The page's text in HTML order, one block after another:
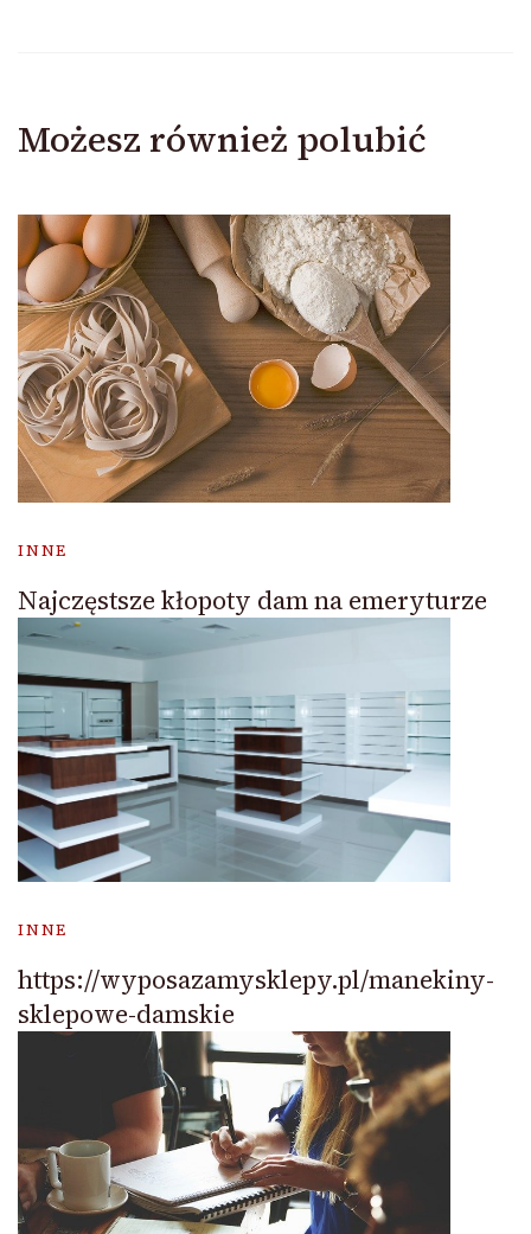
Możesz również polubić
INNE
Najczęstsze kłopoty dam na emeryturze
INNE
https://wyposazamysklepy.pl/manekiny-
sklepowe-damskie